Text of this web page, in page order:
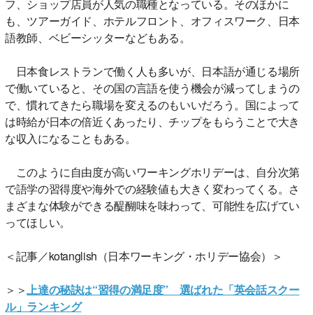
フ、ショップ店員が人気の職種となっている。そのほかに
も、ツアーガイド、ホテルフロント、オフィスワーク、日本
語教師、ベビーシッターなどもある。
日本食レストランで働く人も多いが、日本語が通じる場所
で働いていると、その国の言語を使う機会が減ってしまうの
で、慣れてきたら職場を変えるのもいいだろう。国によって
は時給が日本の倍近くあったり、チップをもらうことで大き
な収入になることもある。
このように自由度が高いワーキングホリデーは、自分次第
で語学の習得度や海外での経験値も大きく変わってくる。さ
まざまな体験ができる醍醐味を味わって、可能性を広げてい
ってほしい。
＜記事／kotanglish（日本ワーキング・ホリデー協会）＞
＞＞ 上達の秘訣は“習得の満足度” 選ばれた「英会話スクー
ル」ランキング